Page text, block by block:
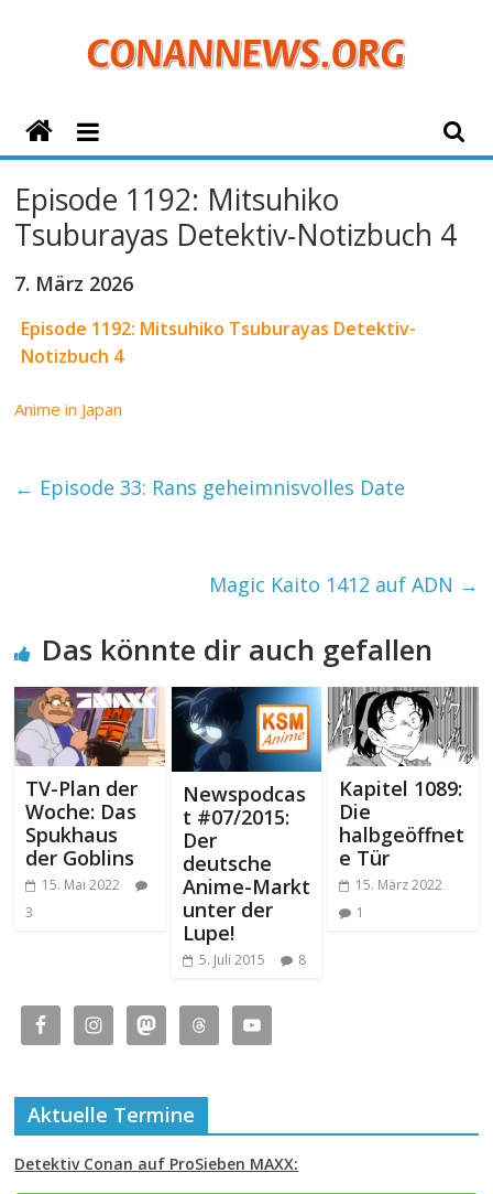
ConanNews.org
Conan
News
Episode 1192: Mitsuhiko
Tsuburayas Detektiv-Notizbuch 4
7. März 2026
Episode 1192: Mitsuhiko Tsuburayas Detektiv-
Notizbuch 4
Anime in Japan
← Episode 33: Rans geheimnisvolles Date
Magic Kaito 1412 auf ADN →
Das könnte dir auch gefallen
TV-Plan der
Woche: Das
Spukhaus
der Goblins
15. Mai 2022
3
Newspodcas
t #07/2015:
Der
deutsche
Anime-Markt
unter der
Lupe!
5. Juli 2015 8
Kapitel 1089:
Die
halbgeöffnet
e Tür
15. März 2022
1
Aktuelle Termine
Detektiv Conan auf ProSieben MAXX: